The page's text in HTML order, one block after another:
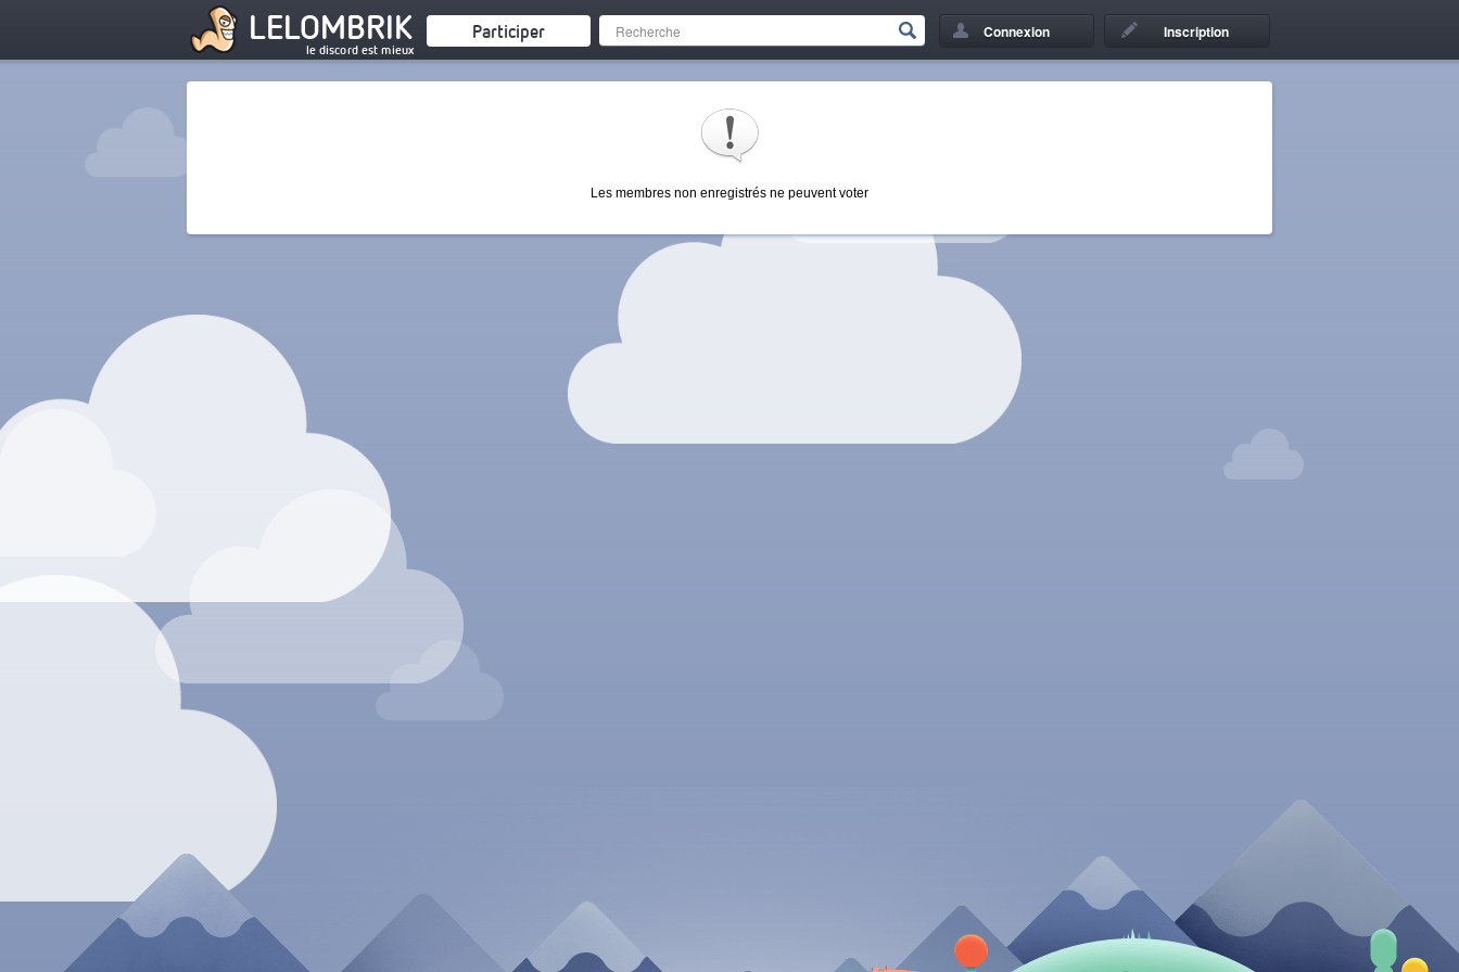
LELOMBRIK
le discord est mieux
Participer Connexion Inscription
Les membres non enregistrés ne peuvent voter